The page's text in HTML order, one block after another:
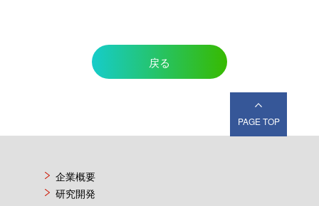
戻る
企業概要
研究開発
PAGE TOP